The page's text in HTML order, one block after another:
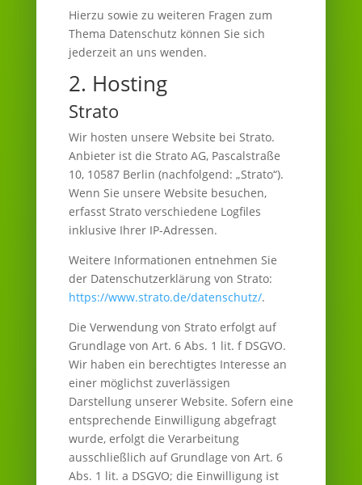
Hierzu sowie zu weiteren Fragen zum
Thema Datenschutz können Sie sich
jederzeit an uns wenden.
2. Hosting
Strato
Wir hosten unsere Website bei Strato.
Anbieter ist die Strato AG, Pascalstraße
10, 10587 Berlin (nachfolgend: „Strato“).
Wenn Sie unsere Website besuchen,
erfasst Strato verschiedene Logfiles
inklusive Ihrer IP-Adressen.
Weitere Informationen entnehmen Sie
der Datenschutzerklärung von Strato:
https://www.strato.de/datenschutz/.
Die Verwendung von Strato erfolgt auf
Grundlage von Art. 6 Abs. 1 lit. f DSGVO.
Wir haben ein berechtigtes Interesse an
einer möglichst zuverlässigen
Darstellung unserer Website. Sofern eine
entsprechende Einwilligung abgefragt
wurde, erfolgt die Verarbeitung
ausschließlich auf Grundlage von Art. 6
Abs. 1 lit. a DSGVO; die Einwilligung ist